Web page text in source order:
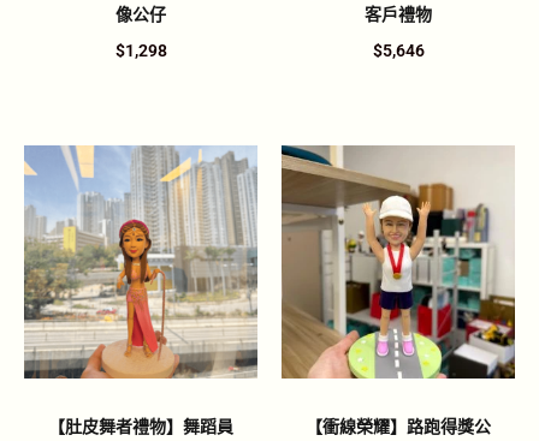
像公仔
$1,298
客戶禮物
$5,646
【肚皮舞者禮物】舞蹈員
【衝線榮耀】路跑得獎公